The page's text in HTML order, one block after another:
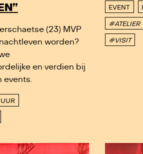
(23) MVP
worden?
en verdien bij
events.
EVENT
#ATELIER
#VISIT